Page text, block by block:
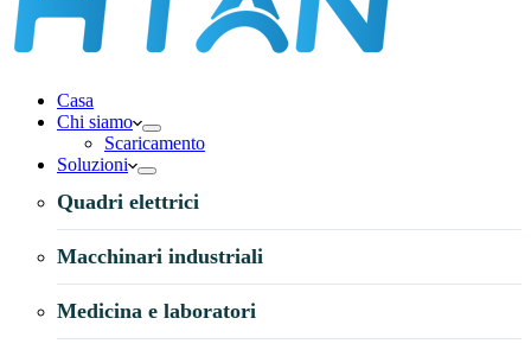
Casa
Chi siamo
Scaricamento
Soluzioni
Quadri elettrici
Macchinari industriali
Medicina e laboratori